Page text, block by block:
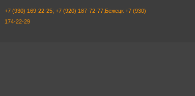
+7 (930) 169-22-25; +7 (920) 187-72-77;Бежецк +7 (930)
174-22-29